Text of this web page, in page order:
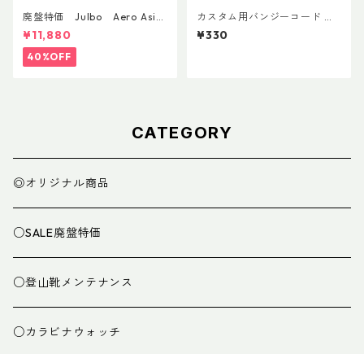
廃盤特価 Julbo Aero Asia
nFit
¥11,880
40%OFF
カスタム用バンジーコード 交
換ショックコード
¥330
CATEGORY
◎オリジナル商品
○SALE廃盤特価
○登山靴メンテナンス
○カラビナウォッチ